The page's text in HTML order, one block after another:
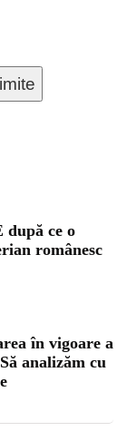
după ce o
românesc
în vigoare a
analizăm cu